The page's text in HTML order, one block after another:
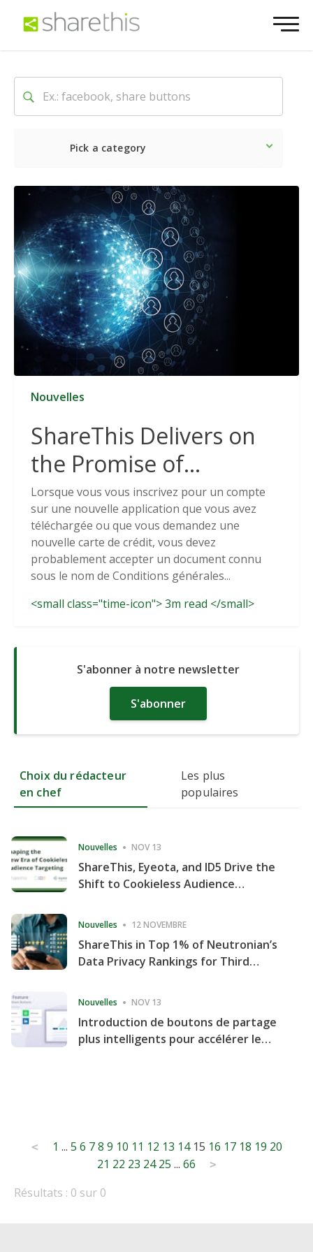
Pick a category
Dernière Sociale
Nouvelles
ShareThis Delivers on
the Promise of
Cookieless Data
Solutions
Lorsque vous vous inscrivez pour un compte
sur une nouvelle application que vous avez
téléchargée ou que vous demandez une
nouvelle carte de crédit, vous devez
probablement accepter un document connu
sous le nom de Conditions générales...
<small class="time-icon"> 3m read </small>
S'abonner à notre newsletter
S'abonner
Choix du rédacteur
en chef
Les plus
populaires
Nouvelles NOV 13
ShareThis, Eyeota, and ID5 Drive the
Shift to Cookieless Audience
Nouvelles 12 NOVEMBRE
ShareThis in Top 1% of Neutronian’s
Data Privacy Rankings for Third
Nouvelles NOV 13
Introduction de boutons de partage
plus intelligents pour accélérer le
Posts
pagination
< 1 ... 5 6 7 8 9 10 11 12 13 14 15 16 17 18 19 20
21 22 23 24 25 ... 66 >
Résultats : 0 sur 0